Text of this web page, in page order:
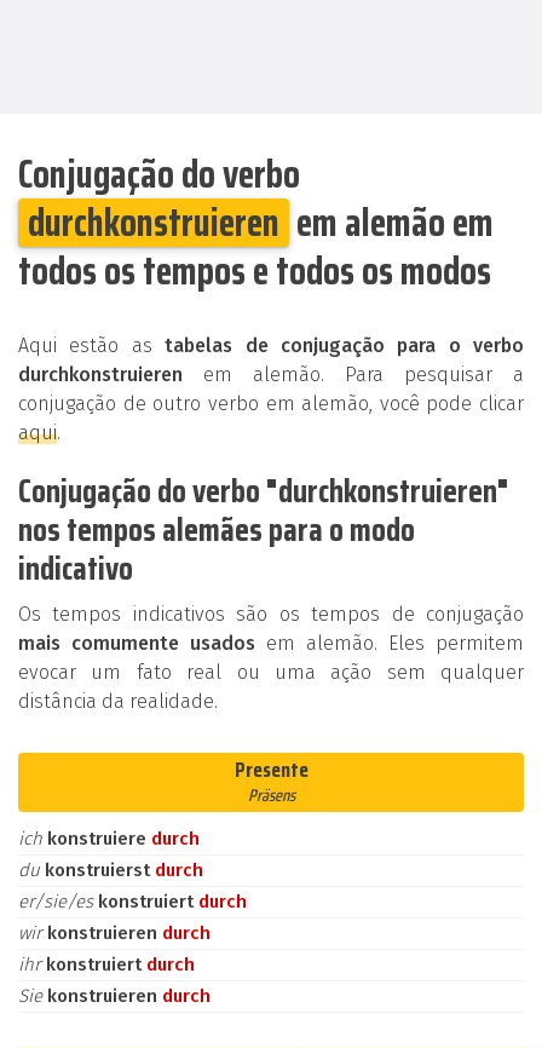
Conjugação do verbo
durchkonstruieren em alemão em
todos os tempos e todos os modos
Aqui estão astabelas de conjugação para o verbo
durchkonstruieren em alemão. Para pesquisar a
conjugação de outro verbo em alemão, você pode clicar
aqui.
Conjugação do verbo "durchkonstruieren"
nos tempos alemães para o modo
indicativo
Os tempos indicativos são os tempos de conjugação
mais comumente usados em alemão. Eles permitem
evocar um fato real ou uma ação sem qualquer
distância da realidade.
Presente
Präsens
ich konstruiere durch
du konstruierst durch
er/sie/es konstruiert durch
wirkonstruieren durch
ihrkonstruiert durch
Sie konstruieren durch